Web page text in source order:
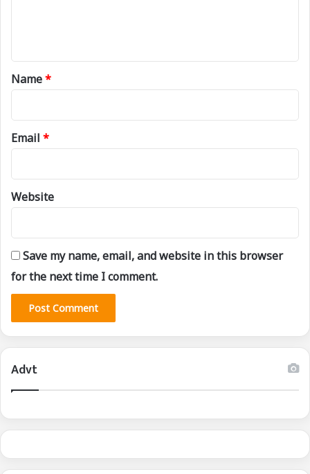
*
Name*
Email *
Website
Save my name, email, and website in this browser
for the next time I comment.
Advt